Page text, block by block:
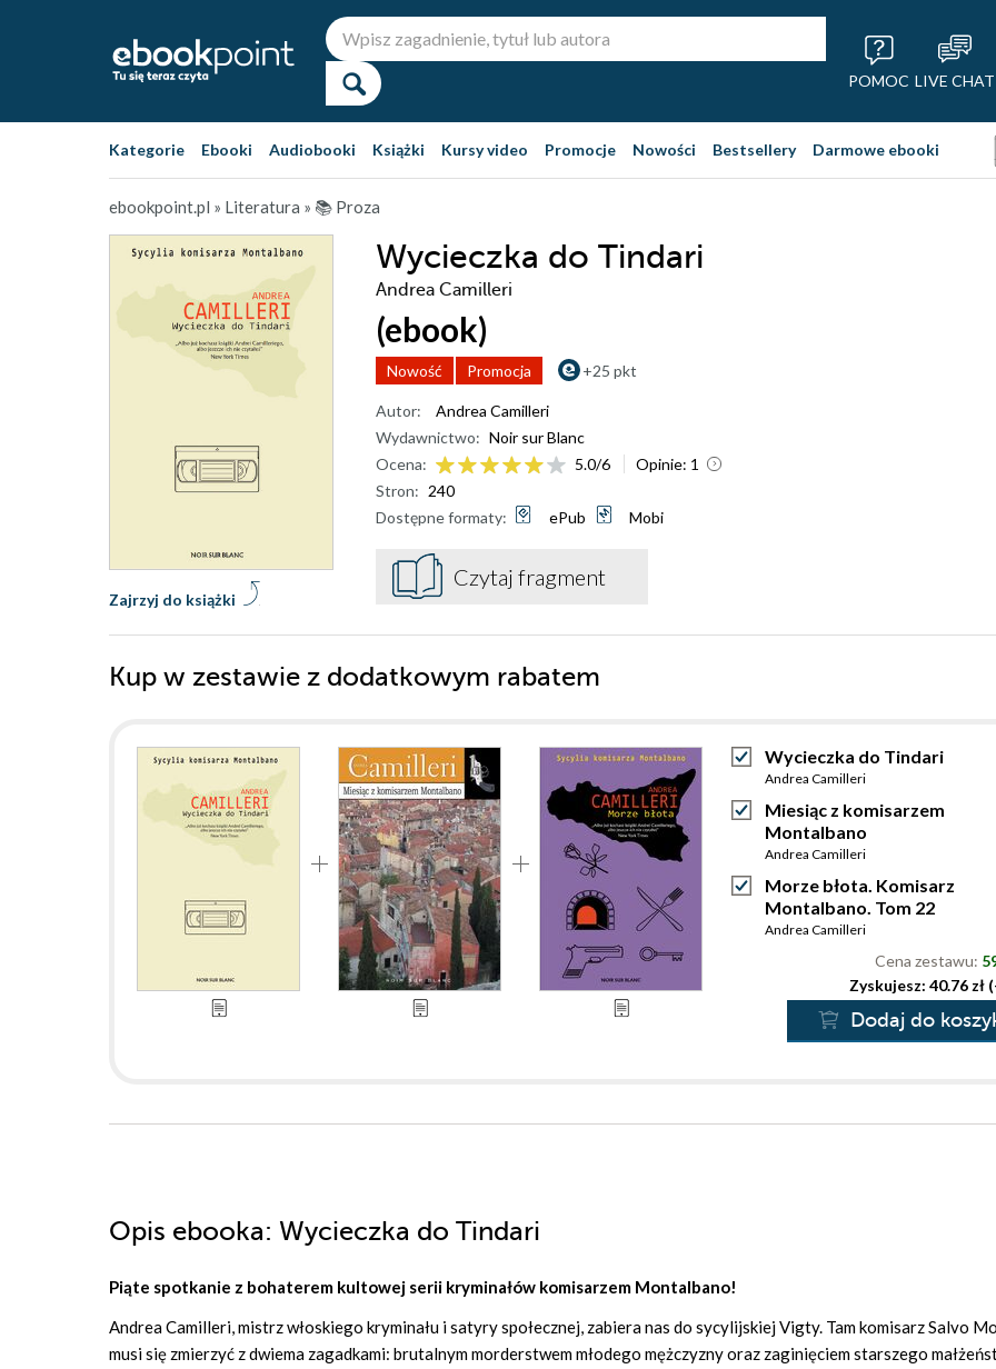
POMOC LIVE CHAT
Kategorie Ebooki Audiobooki Książki Kursy video Promocje Nowości Bestsellery Darmowe ebooki
ebookpoint.pl » Literatura » 📚 Proza
Wycieczka do Tindari
Andrea Camilleri
(ebook)
Nowość Promocja +25 pkt
Zajrzyj do książki
Autor:
Andrea Camilleri
Wydawnictwo: Noir sur Blanc
Ocena:
5.0/6 Opinie: 1
Stron: 240
Dostępne formaty:
ePub Mobi
Czytaj fragment
Kup w zestawie z dodatkowym rabatem
Wycieczka do Tindari
Andrea Camilleri
Miesiąc z komisarzem
Montalbano
Andrea Camilleri
Morze błota. Komisarz
Montalbano. Tom 22
Andrea Camilleri
Cena zestawu:
Zyskujesz: 40.76 zł
Dodaj do
Opis ebooka: Wycieczka do Tindari
Piąte spotkanie z bohaterem kultowej serii kryminałów komisarzem Montalbano!
Andrea Camilleri, mistrz włoskiego kryminału i satyry społecznej, zabiera nas do sycylijskiej Vigty. Tam komisarz Salvo
musi się zmierzyć z dwiema zagadkami: brutalnym morderstwem młodego mężczyzny oraz zaginięciem starszego